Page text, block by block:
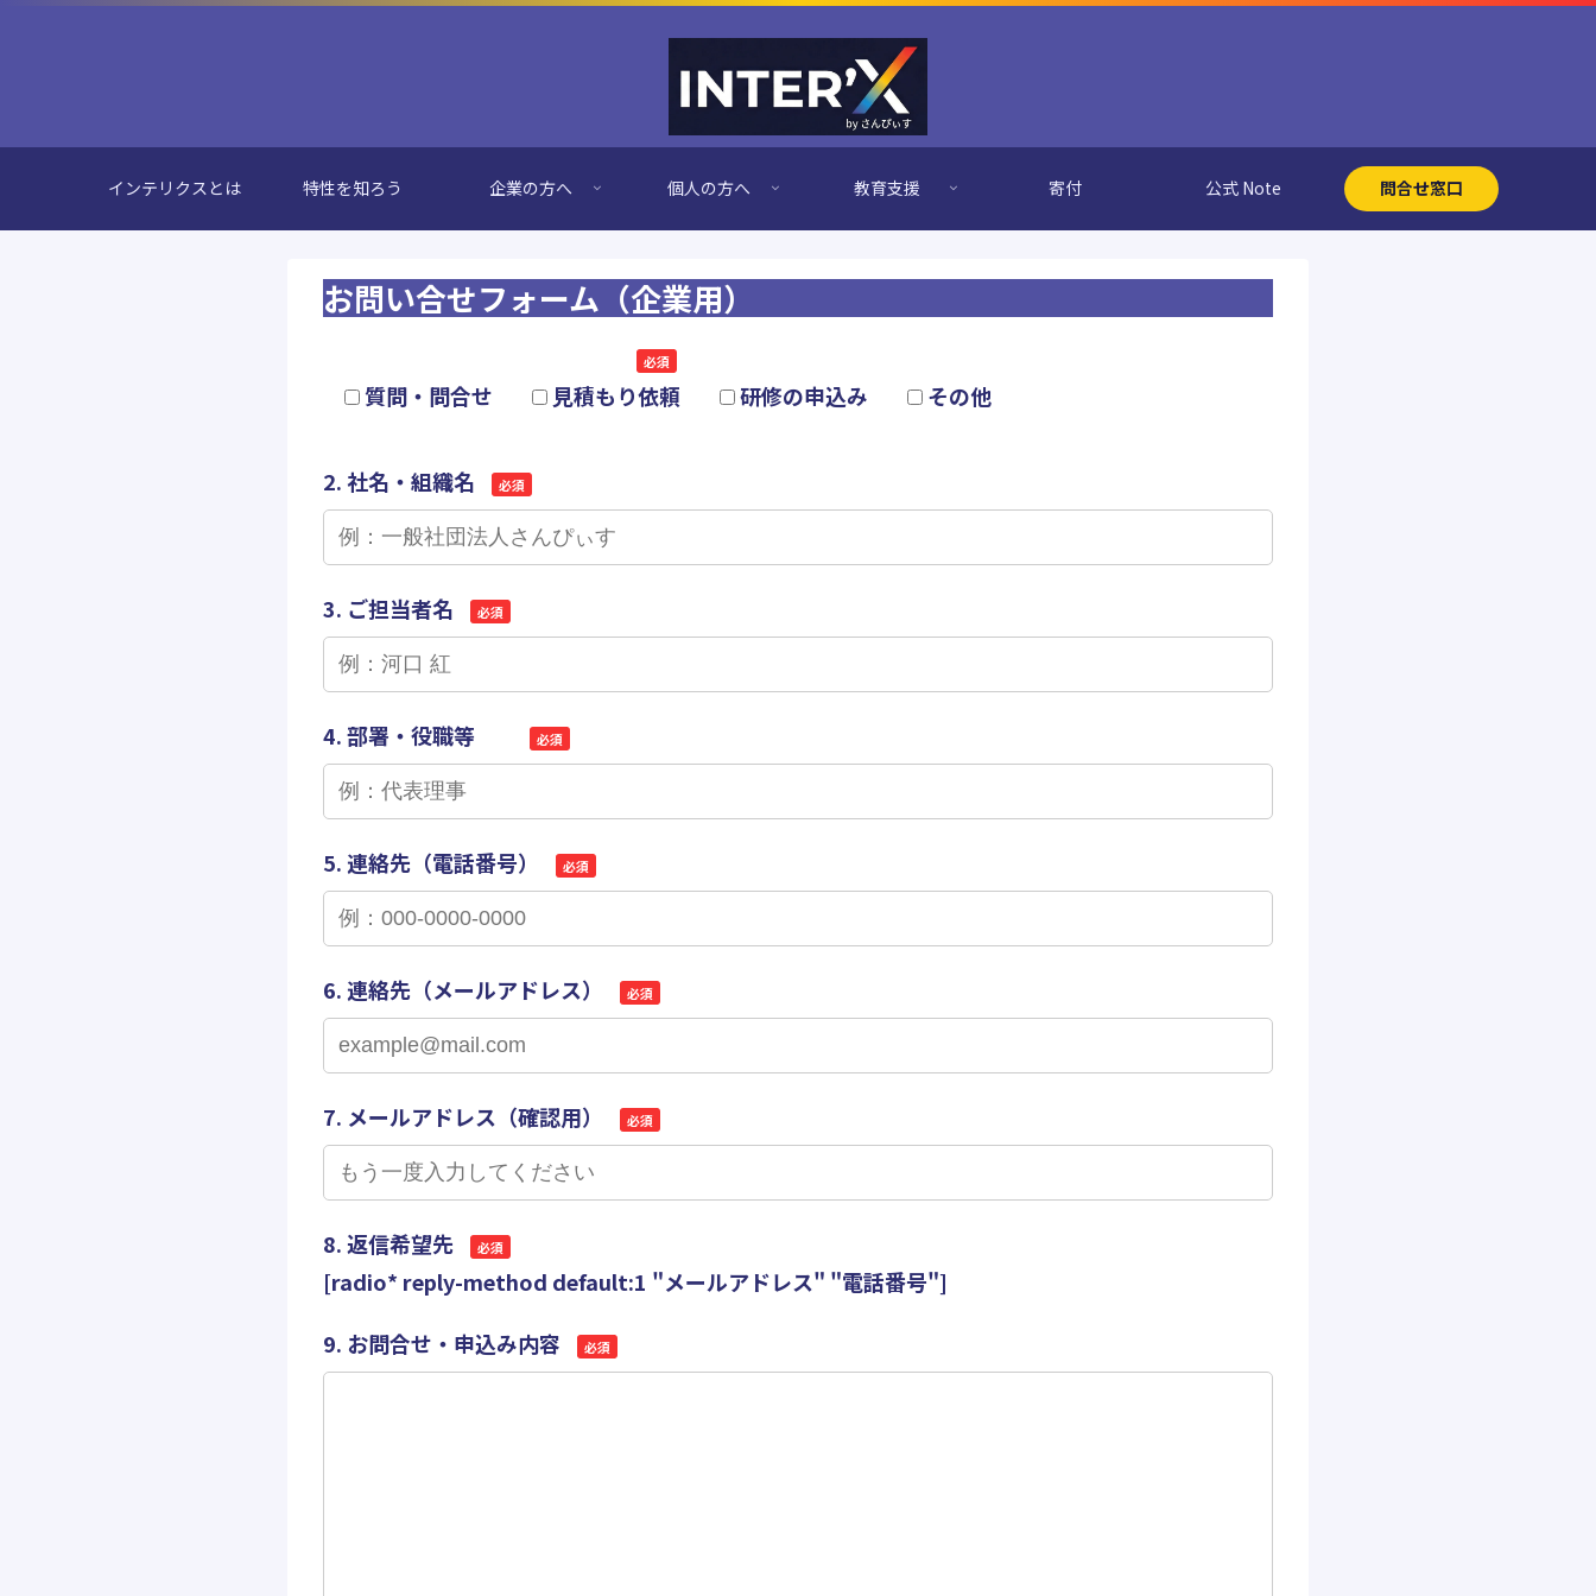
インテリクスとは 特性を知ろう 企業の方へ 個人の方へ 教育支援 寄付 公式 Note 問合せ窓口
お問い合せフォーム（企業用）
必須
質問・問合せ 見積もり依頼 研修の申込み その他
2. 社名・組織名 必須
3. ご担当者名 必須
4. 部署・役職等 必須
5. 連絡先（電話番号） 必須
6. 連絡先（メールアドレス） 必須
7. メールアドレス（確認用） 必須
8. 返信希望先 必須
[radio* reply-method default:1 "メールアドレス" "電話番号"]
9. お問合せ・申込み内容
必須